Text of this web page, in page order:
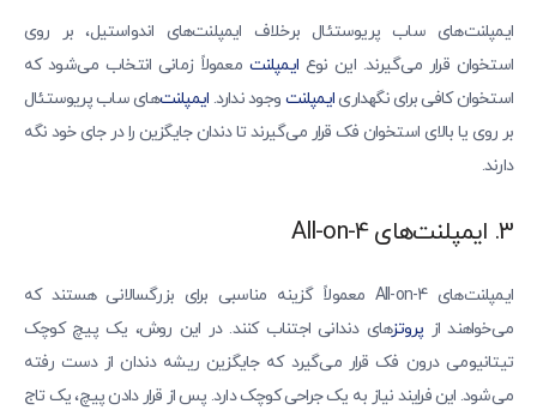
ایمپلنت‌های ساب پریوستئال برخلاف ایمپلنت‌های اندواستیل، بر روی
استخوان قرار می‌گیرند. این نوع ایمپلنت معمولاً زمانی انتخاب می‌شود که
استخوان کافی برای نگهداریایمپلنت وجود ندارد. ایمپلنت‌های ساب پریوستئال
بر روی یا بالای استخوان فک قرار می‌گیرند تا دندان جایگزین را در جای خود نگه
دارند.
3. ایمپلنت‌های All-on-4
ایمپلنت‌های All-on-4 معمولاً گزینه مناسبی برای بزرگسالانی هستند که
می‌خواهند از پروتزهای دندانی اجتناب کنند. در این روش، یک پیچ کوچک
تیتانیومی درون فک قرار می‌گیرد که جایگزین ریشه دندان از دست رفته
می‌شود. این فرایند نیاز به یک جراحی کوچک دارد. پس از قرار دادن پیچ، یک تاج